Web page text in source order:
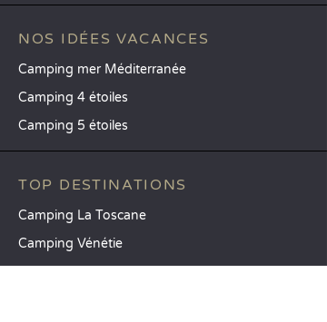
NOS IDÉES VACANCES
Camping mer Méditerranée
Camping 4 étoiles
Camping 5 étoiles
TOP DESTINATIONS
Camping La Toscane
Camping Vénétie